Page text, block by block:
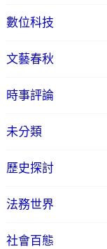
數位科技
文藝春秋
時事評論
未分類
歷史探討
法務世界
社會百態